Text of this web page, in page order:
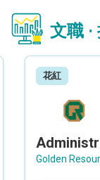
文職 ·
花紅
Golden